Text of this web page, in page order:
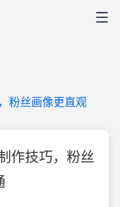
粉丝画像更直观
作技巧，粉丝